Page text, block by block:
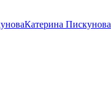
Катерина Пискунова